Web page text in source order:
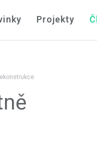
Projekty